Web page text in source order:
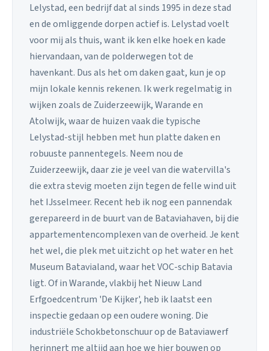
Lelystad, een bedrijf dat al sinds 1995 in deze stad
en de omliggende dorpen actief is. Lelystad voelt
voor mij als thuis, want ik ken elke hoek en kade
hiervandaan, van de polderwegen tot de
havenkant. Dus als het om daken gaat, kun je op
mijn lokale kennis rekenen. Ik werk regelmatig in
wijken zoals de Zuiderzeewijk, Warande en
Atolwijk, waar de huizen vaak die typische
Lelystad-stijl hebben met hun platte daken en
robuuste pannentegels. Neem nou de
Zuiderzeewijk, daar zie je veel van die watervilla's
die extra stevig moeten zijn tegen de felle wind uit
het IJsselmeer. Recent heb ik nog een pannendak
gerepareerd in de buurt van de Bataviahaven, bij die
appartementencomplexen van de overheid. Je kent
het wel, die plek met uitzicht op het water en het
Museum Batavialand, waar het VOC-schip Batavia
ligt. Of in Warande, vlakbij het Nieuw Land
Erfgoedcentrum 'De Kijker', heb ik laatst een
inspectie gedaan op een oudere woning. Die
industriële Schokbetonschuur op de Bataviawerf
herinnert me altijd aan hoe we hier bouwen op